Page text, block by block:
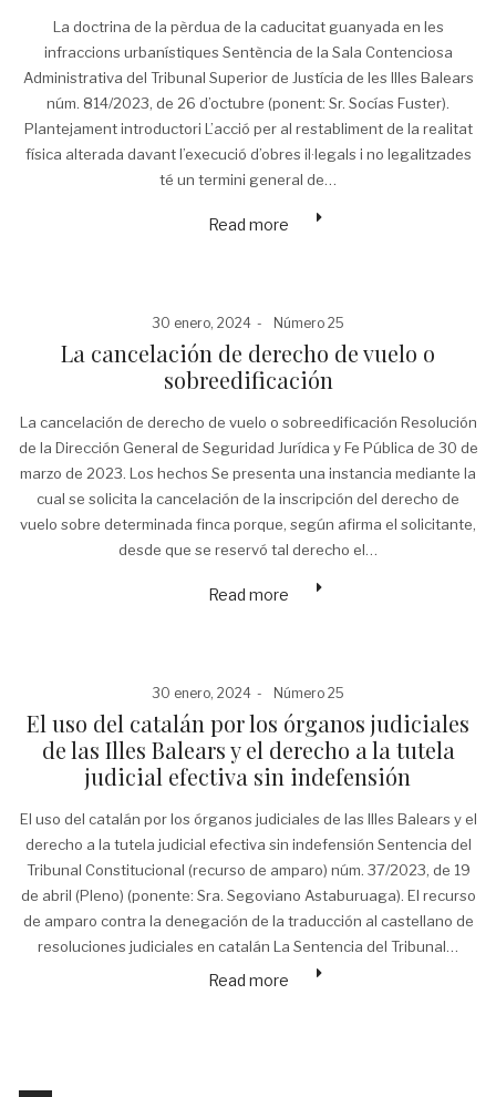
La doctrina de la pèrdua de la caducitat guanyada en les
infraccions urbanístiques Sentència de la Sala Contenciosa
Administrativa del Tribunal Superior de Justícia de les Illes Balears
núm. 814/2023, de 26 d’octubre (ponent: Sr. Socías Fuster).
Plantejament introductori L’acció per al restabliment de la realitat
física alterada davant l’execució d’obres il·legals i no legalitzades
té un termini general de…
Read more
Posted
on
30 enero, 2024
Posted
Número 25
La cancelación de derecho de vuelo o
sobreedificación
La cancelación de derecho de vuelo o sobreedificación Resolución
de la Dirección General de Seguridad Jurídica y Fe Pública de 30 de
marzo de 2023. Los hechos Se presenta una instancia mediante la
cual se solicita la cancelación de la inscripción del derecho de
vuelo sobre determinada finca porque, según afirma el solicitante,
desde que se reservó tal derecho el…
Read more
Posted
on
30 enero, 2024
Posted
Número 25
El uso del catalán por los órganos judiciales
de las Illes Balears y el derecho a la tutela
judicial efectiva sin indefensión
El uso del catalán por los órganos judiciales de las Illes Balears y el
derecho a la tutela judicial efectiva sin indefensión Sentencia del
Tribunal Constitucional (recurso de amparo) núm. 37/2023, de 19
de abril (Pleno) (ponente: Sra. Segoviano Astaburuaga). El recurso
de amparo contra la denegación de la traducción al castellano de
resoluciones judiciales en catalán La Sentencia del Tribunal…
Read more